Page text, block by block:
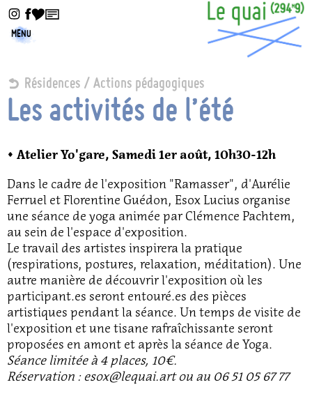
MENU
Résidences / Actions pédagogiques
Les activités de l’été
◊ Atelier Yo'gare, Samedi 1er août, 10h30-12h
Dans le cadre de l'exposition "Ramasser", d'Aurélie
Ferruel et Florentine Guédon, Esox Lucius organise
une séance de yoga animée par Clémence Pachtem,
au sein de l'espace d'exposition.
Le travail des artistes inspirera la pratique
(respirations, postures, relaxation, méditation). Une
autre manière de découvrir l'exposition où les
participant.es seront entouré.es des pièces
artistiques pendant la séance. Un temps de visite de
l'exposition et une tisane rafraîchissante seront
proposées en amont et après la séance de Yoga.
Séance limitée à 4 places, 10€.
Réservation : esox@lequai.art ou au 06 51 05 67 77